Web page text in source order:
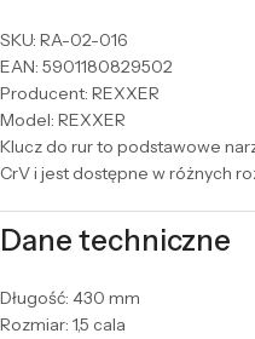
SKU: RA-02-016
EAN: 5901180829502
Producent: REXXER
Model: REXXER
Klucz do rur to podstawowe
CrV i jest dostępne w różnych
Dane techniczne
Długość: 430 mm
Rozmiar: 1,5 cala